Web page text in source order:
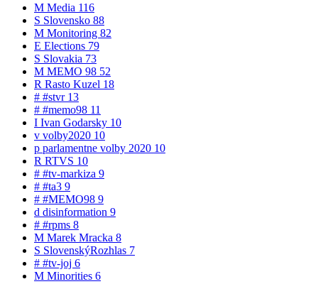
M Media 116
S Slovensko 88
M Monitoring 82
E Elections 79
S Slovakia 73
M MEMO 98 52
R Rasto Kuzel 18
# #stvr 13
# #memo98 11
I Ivan Godarsky 10
v volby2020 10
p parlamentne volby 2020 10
R RTVS 10
# #tv-markiza 9
# #ta3 9
# #MEMO98 9
d disinformation 9
# #rpms 8
M Marek Mracka 8
S SlovenskýRozhlas 7
# #tv-joj 6
M Minorities 6